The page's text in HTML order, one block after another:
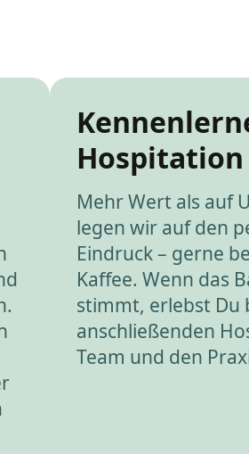
Hospitation
Mehr Wert als auf
legen wir auf den
Eindruck – gerne
Kaffee. Wenn das
stimmt, erlebst Du
anschließenden
Team und den